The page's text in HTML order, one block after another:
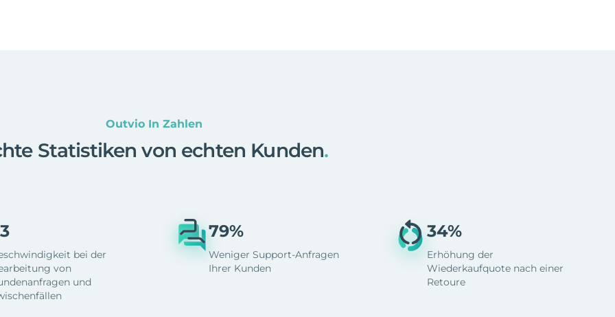
Outvio In Zahlen
Statistiken von echten Kunden.
bei der
von
und
79%
Weniger Support-Anfragen
Ihrer Kunden
34%
Erhöhung der
Wiederkaufquote nach einer
Retoure